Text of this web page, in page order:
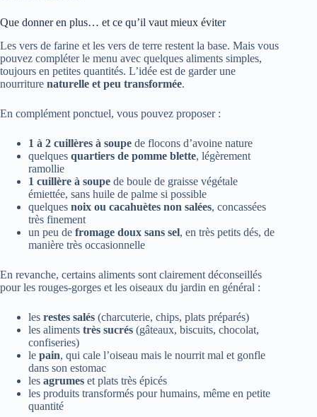
Que donner en plus… et ce qu’il vaut mieux éviter
Les vers de farine et les vers de terre restent la base. Mais vous
pouvez compléter le menu avec quelques aliments simples,
toujours en petites quantités. L’idée est de garder une
nourriture naturelle et peu transformée.
En complément ponctuel, vous pouvez proposer :
1 à 2 cuillères à soupe de flocons d’avoine nature
quelques quartiers de pomme blette, légèrement
ramollie
1 cuillère à soupe de boule de graisse végétale
émiettée, sans huile de palme si possible
quelques noix ou cacahuètes non salées, concassées
très finement
un peu de fromage doux sans sel, en très petits dés, de
manière très occasionnelle
En revanche, certains aliments sont clairement déconseillés
pour les rouges-gorges et les oiseaux du jardin en général :
les restes salés (charcuterie, chips, plats préparés)
les aliments très sucrés (gâteaux, biscuits, chocolat,
confiseries)
le pain, qui cale l’oiseau mais le nourrit mal et gonfle
dans son estomac
les agrumes et plats très épicés
les produits transformés pour humains, même en petite
quantité